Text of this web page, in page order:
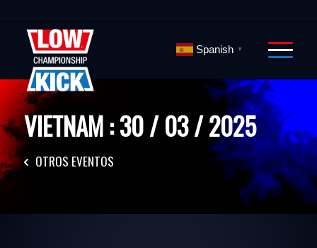
VIETNAM : 30 / 03 / 2025
OTROS EVENTOS
Spanish ▼